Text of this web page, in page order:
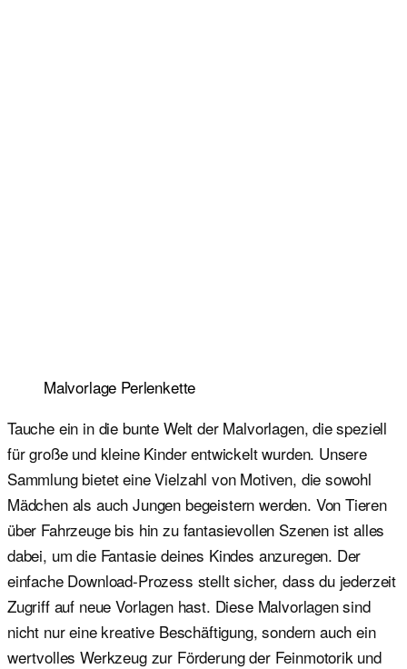
Malvorlage Perlenkette
Tauche ein in die bunte Welt der Malvorlagen, die speziell
für große und kleine Kinder entwickelt wurden. Unsere
Sammlung bietet eine Vielzahl von Motiven, die sowohl
Mädchen als auch Jungen begeistern werden. Von Tieren
über Fahrzeuge bis hin zu fantasievollen Szenen ist alles
dabei, um die Fantasie deines Kindes anzuregen. Der
einfache Download-Prozess stellt sicher, dass du jederzeit
Zugriff auf neue Vorlagen hast. Diese Malvorlagen sind
nicht nur eine kreative Beschäftigung, sondern auch ein
wertvolles Werkzeug zur Förderung der Feinmotorik und